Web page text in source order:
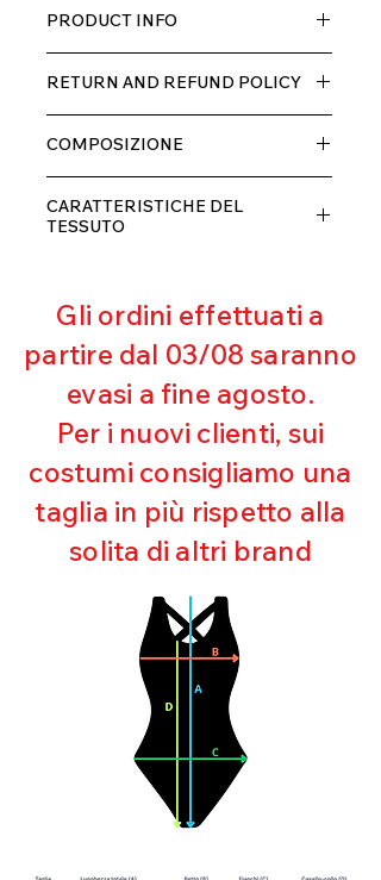
PRODUCT INFO
di elastane, molto comodo per chi lo
indossa grazia alla sua elastcità, in
doppio strato con fodera.
RETURN AND REFUND POLICY
entro 10 giorni dal ricevimento,
rimborseremo il cliente, escluse le
spese di spedizione, non appena
riceveremo la merce resa ed
COMPOSIZIONE
20% ELASTANE
CARATTERISTICHE DEL
TESSUTO
Resistente al pilling
Eccellente protezione dai raggi
UV
Ottima copertura
Ultra cloro resistente
Mantenimento della forma
Perfetta vestibilità
Asciugatura rapida
Bielastico
Gli ordini effettuati a
partire dal 03/08 saranno
evasi a fine agosto.
Per i nuovi clienti, sui
costumi consigliamo una
taglia in più rispetto alla
solita di altri brand